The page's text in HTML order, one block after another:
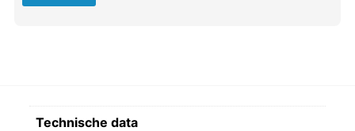
Technische data